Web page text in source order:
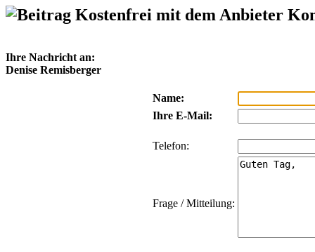
Kostenfrei mit dem Anbieter
Ihre Nachricht an:
Denise Remisberger
Name:
Ihre E-Mail:
Telefon:
Frage / Mitteilung: